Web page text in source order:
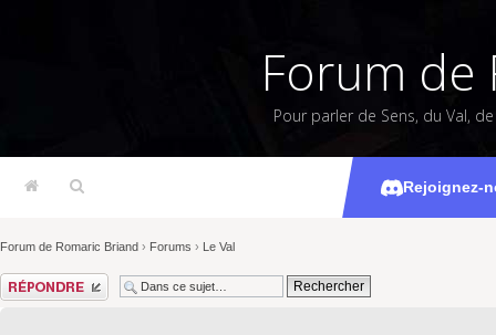
Forum de
Pour parler de Sens, du Val,
Rejoignez-
[Val]
Forum de Romaric Briand › Forums › Le Val
Répondre